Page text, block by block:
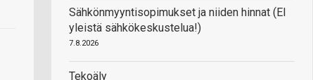
Sähkönmyyntisopimukset ja niiden hinnat (EI
yleistä sähkökeskustelua!)
7.8.2026
Tekoäly